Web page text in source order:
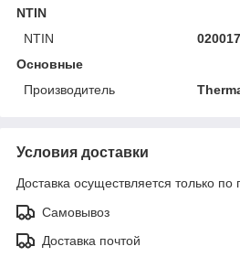
NTIN
NTIN
Основные
Производитель
Условия доставки
Доставка осуществляется только по
Самовывоз
Доставка почтой